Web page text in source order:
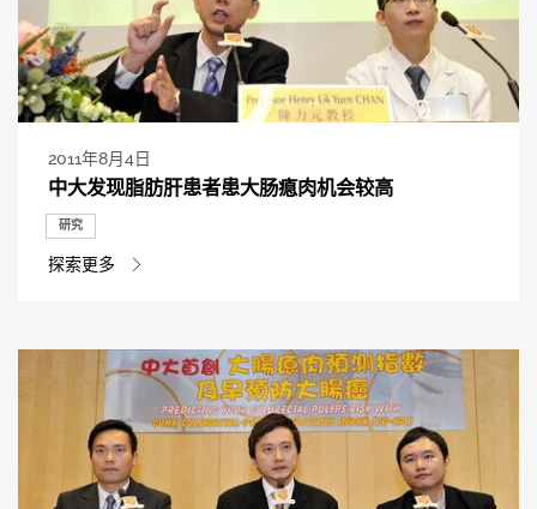
2011年8月4日
中大发现脂肪肝患者患大肠瘜肉机会较高
研究
探索更多